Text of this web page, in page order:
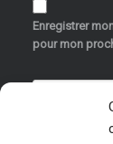
Enregistrer
pour mon